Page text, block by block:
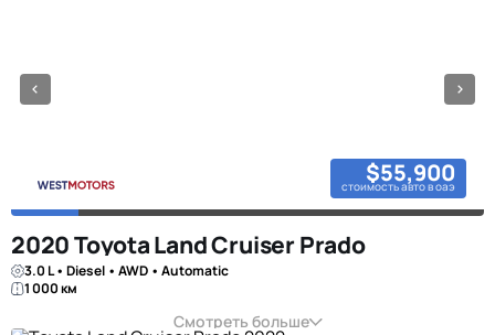
$55,900
стоимость авто в оаэ
2020 Toyota Land Cruiser Prado
3.0 L • Diesel • AWD • Automatic
1 000 км
Смотреть больше